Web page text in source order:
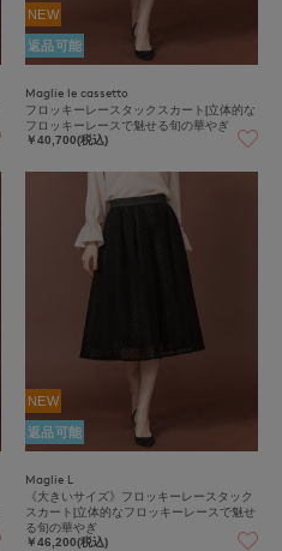
NEW
返品可能
Maglie le cassetto
フロッキーレースタックスカート|立体的な
フロッキーレースで魅せる旬の華やぎ
￥40,700(税込)
NEW
返品可能
Maglie L
《大きいサイズ》フロッキーレースタック
スカート|立体的なフロッキーレースで魅せ
る旬の華やぎ
￥46,200(税込)